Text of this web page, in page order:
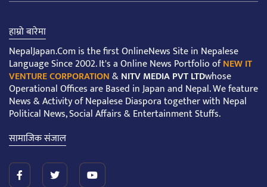
हाम्रो बारेमा
NepalJapan.Com is the first OnlineNews Site in Nepalese
Language Since 2002. It's a Online News Portfolio ofNEW IT
VENTURE CORPORATION&NITV MEDIA PVT LTDwhose
Operational Offices are Based in Japan and Nepal. We feature
News & Activity of Nepalese Diaspora together with Nepal
Political News, Social Affairs & Entertainment Stuffs.
सामाजिक संजाल